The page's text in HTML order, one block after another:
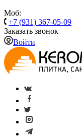
Моб:
+7 (931) 367-05-09
Заказать звонок
Войти